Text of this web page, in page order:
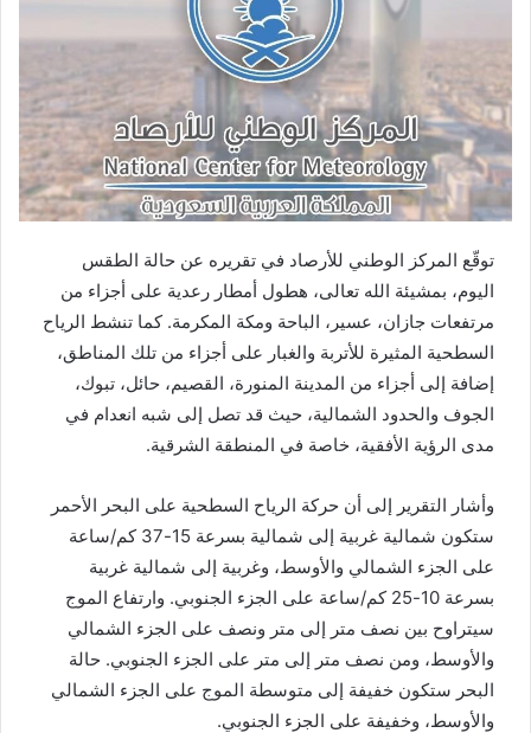
توقّع المركز الوطني للأرصاد في تقريره عن حالة الطقس
اليوم، بمشيئة الله تعالى، هطول أمطار رعدية على أجزاء من
مرتفعات جازان، عسير، الباحة ومكة المكرمة. كما تنشط الرياح
السطحية المثيرة للأتربة والغبار على أجزاء من تلك المناطق،
إضافة إلى أجزاء من المدينة المنورة، القصيم، حائل، تبوك،
الجوف والحدود الشمالية، حيث قد تصل إلى شبه انعدام في
مدى الرؤية الأفقية، خاصة في المنطقة الشرقية.
وأشار التقرير إلى أن حركة الرياح السطحية على البحر الأحمر
ستكون شمالية غربية إلى شمالية بسرعة 15-37 كم/ساعة
على الجزء الشمالي والأوسط، وغربية إلى شمالية غربية
بسرعة 10-25 كم/ساعة على الجزء الجنوبي. وارتفاع الموج
سيتراوح بين نصف متر إلى متر ونصف على الجزء الشمالي
والأوسط، ومن نصف متر إلى متر على الجزء الجنوبي. حالة
البحر ستكون خفيفة إلى متوسطة الموج على الجزء الشمالي
والأوسط، وخفيفة على الجزء الجنوبي.